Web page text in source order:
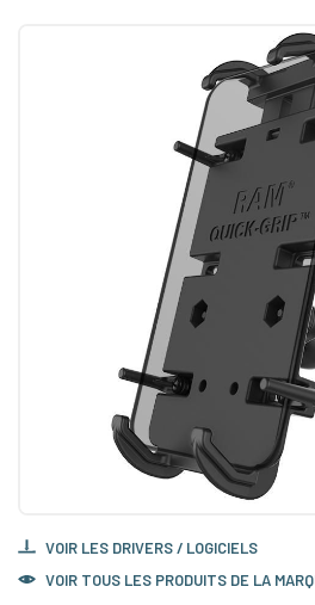
VOIR LES DRIVERS / LOGICIELS
VOIR TOUS LES PRODUITS DE LA